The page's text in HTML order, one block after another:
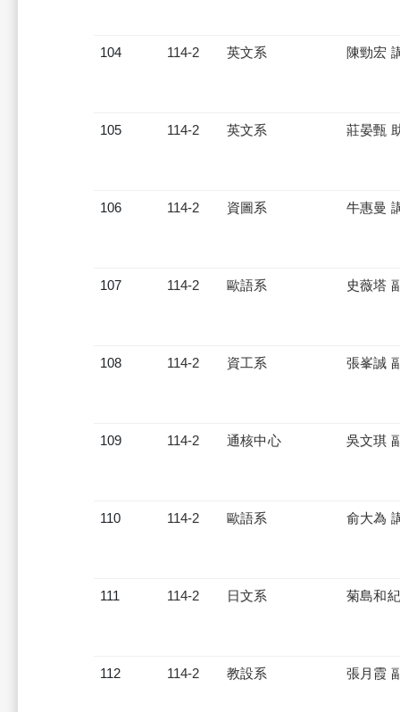
104 114-2 英文系 陳勁宏
105 114-2 英文系 莊晏甄
106 114-2 資圖系 牛惠曼
107 114-2 歐語系 史薇塔
108 114-2 資工系 張峯誠
109 114-2 通核中心 吳文琪
110 114-2 歐語系 俞大為
111 114-2 日文系 菊島和
112 114-2 教設系 張月霞